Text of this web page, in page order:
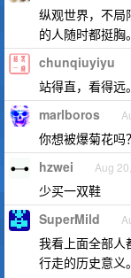
纵观世界，不局
的人随时都挺
chunqiuyiyu
站得直，看得远。
marlboros
你想被爆菊花吗
hzwei Aug
少买一双鞋
SuperMild
我看上面全部人
行走的历史意义。